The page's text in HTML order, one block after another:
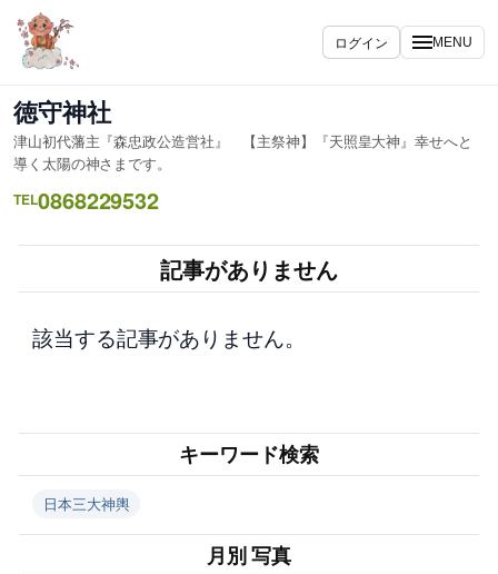
内
容
ス
キ
ッ
プ
ログイン MENU
徳守神社
津山初代藩主『森忠政公造営社』 【主祭神】『天照皇大神』幸せへと
導く太陽の神さまです。
TEL0868229532
記事がありません
該当する記事がありません。
キーワード検索
日本三大神輿
月別 写真